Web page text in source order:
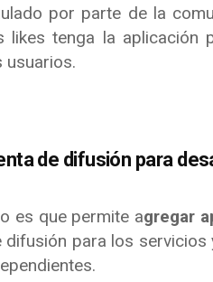
por parte de la
likes tenga la aplicación
usuarios.
de difusión para
es que permite agregar
para los